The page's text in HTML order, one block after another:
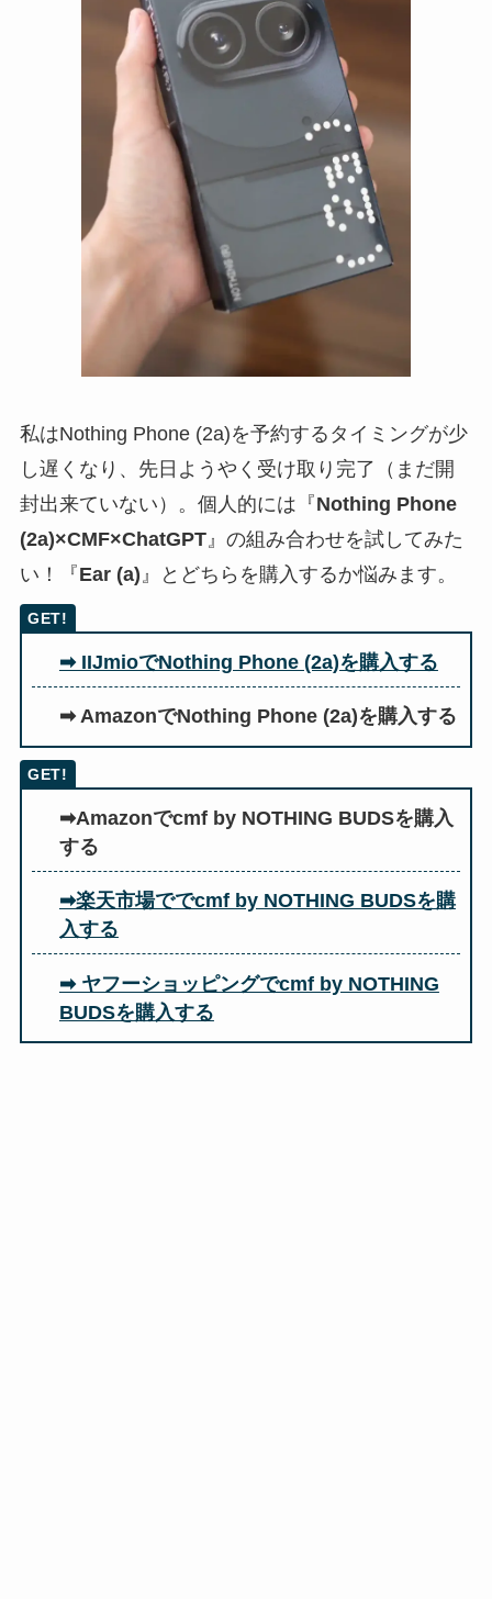
私はNothing Phone (2a)を予約するタイミングが少
し遅くなり、先日ようやく受け取り完了（まだ開
封出来ていない）。個人的には『Nothing Phone
(2a)×CMF×ChatGPT』の組み合わせを試してみた
い！『Ear (a) 』とどちらを購入するか悩みます。
➡ IIJmioでNothing Phone (2a)を購入する
➡ AmazonでNothing Phone (2a)を購入する
➡Amazonでcmf by NOTHING BUDSを購入
する
➡楽天市場ででcmf by NOTHING BUDSを購
入する
➡ ヤフーショッピングでcmf by NOTHING
BUDSを購入する